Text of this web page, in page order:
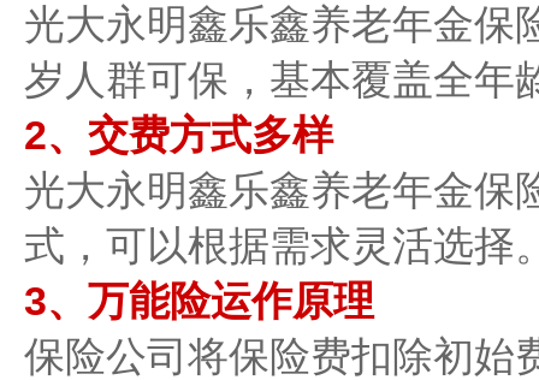
光大永明鑫乐鑫养老年金保
岁人群可保，基本覆盖全年
2、交费方式多样
光大永明鑫乐鑫养老年金保
式，可以根据需求灵活选择
3、万能险运作原理​​
保险公司将保险费扣除初始